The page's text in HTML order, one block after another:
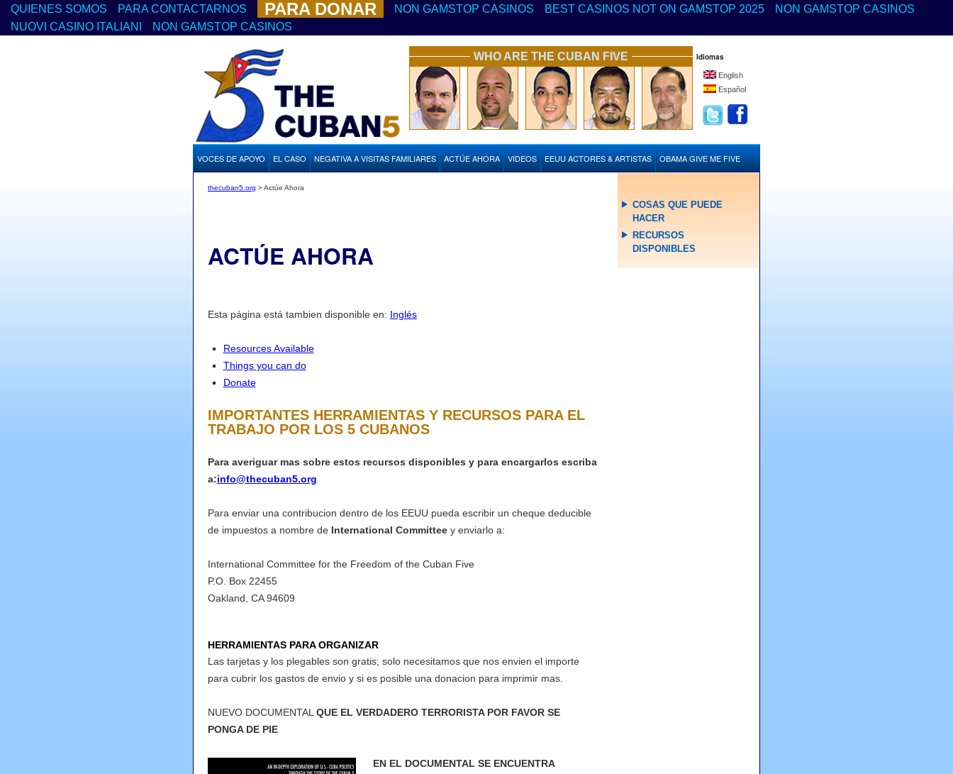
QUIENES SOMOS PARA CONTACTARNOS PARA DONAR NON GAMSTOP CASINOS BEST CASINOS NOT ON GAMSTOP 2025
NON GAMSTOP CASINOS
NUOVI CASINO ITALIANI
NON GAMSTOP CASINOS
WHO ARE THE CUBAN FIVE Idiomas
English
Español
VOCES DE APOYO EL CASO NEGATIVA A VISITAS FAMILIARES ACTÚE AHORA VIDEOS EEUU ACTORES & ARTISTAS OBAMA GIVE ME FIVE
thecuban5.org >Actúe Ahora
ACTÚE AHORA
Esta página está tambien disponible en: Inglés
Resources Available
Things you can do
Donate
IMPORTANTES HERRAMIENTAS Y RECURSOS PARA EL
TRABAJO POR LOS 5 CUBANOS
Para averiguar mas sobre estos recursos disponibles y para encargarlos escriba
a:info@thecuban5.org
Para enviar una contribucion dentro de los EEUU pueda escribir un cheque deducible
de impuestos a nombre de International Committee y enviarlo a:
International Committee for the Freedom of the Cuban Five
P.O. Box 22455
Oakland, CA 94609
HERRAMIENTAS PARA ORGANIZAR
Las tarjetas y los plegables son gratis; solo necesitamos que nos envien el importe
para cubrir los gastos de envio y si es posible una donacion para imprimir mas.
NUEVO DOCUMENTAL QUE EL VERDADERO TERRORISTA POR FAVOR SE
PONGA DE PIE
EN EL DOCUMENTAL SE ENCUENTRA
COSAS QUE PUEDE
HACER
RECURSOS
DISPONIBLES